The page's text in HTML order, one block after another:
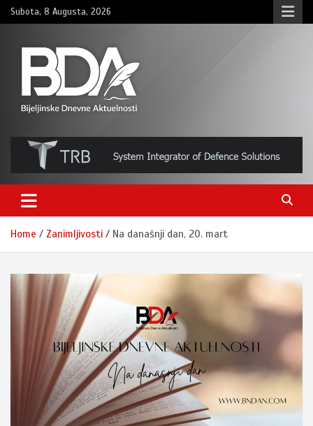
Skip
to
Subota, 8 Augusta, 2026
BNDAN.com
Home Zanimljivosti Na današnji dan, 20. mart